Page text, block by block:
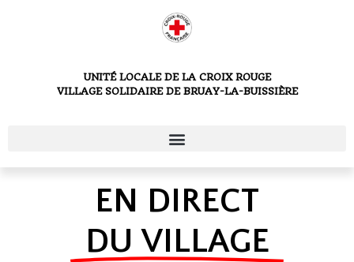
UNITÉ LOCALE DE LA CROIX ROUGE
VILLAGE SOLIDAIRE DE BRUAY-LA-BUISSIÈRE
EN DIRECT
DU VILLAGE